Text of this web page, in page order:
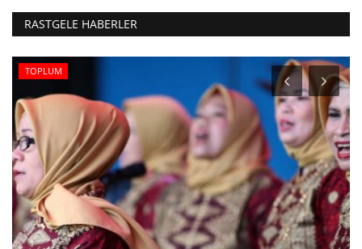
RASTGELE HABERLER
TOPLUM